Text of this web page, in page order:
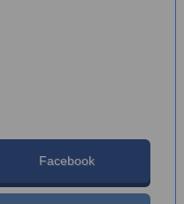
Facebook